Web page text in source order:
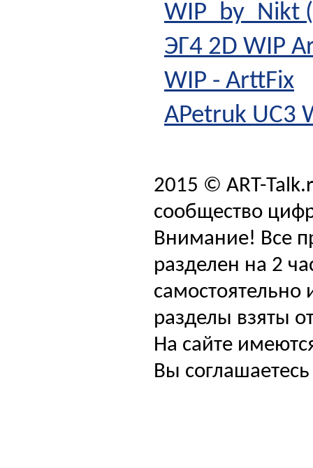
WIP_by_Nikt
ЭГ4 2D WIP
WIP - ArttFix
APetruk UC3
2015 © ART-
сообщество
Внимание! Все
разделен на 2
самостоятельно
разделы взяты
На сайте
Вы